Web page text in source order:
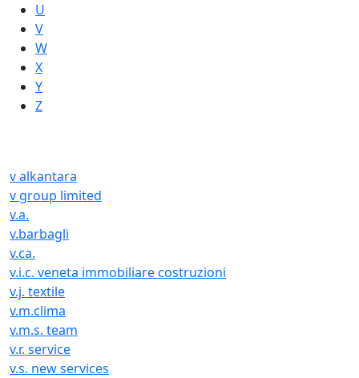
U
V
W
X
Y
Z
v alkantara
v group limited
v.a.
v.barbagli
v.ca.
v.i.c. veneta immobiliare costruzioni
v.j. textile
v.m.clima
v.m.s. team
v.r. service
v.s. new services